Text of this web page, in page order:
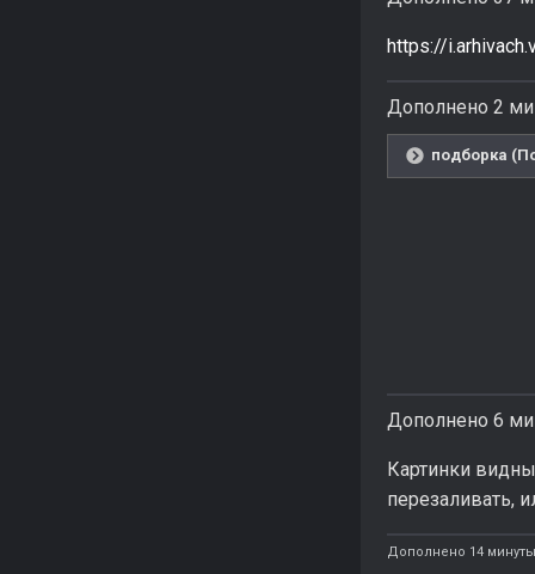
https://
Дополнено 2
подборка
Дополнено 6
Картинки
перезаливать,
Дополнено 14